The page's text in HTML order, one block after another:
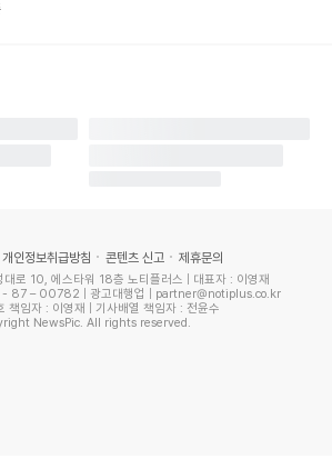
개인정보취급방침 콘텐츠 신고 제휴문의
대로 10, 에스타워 18층 노티플러스 | 대표자 : 이영재
- 87 – 00782 | 광고대행업 | partner@notiplus.co.kr
책임자 : 이영재 | 기사배열 책임자 : 전윤수
NewsPic. All rights reserved.